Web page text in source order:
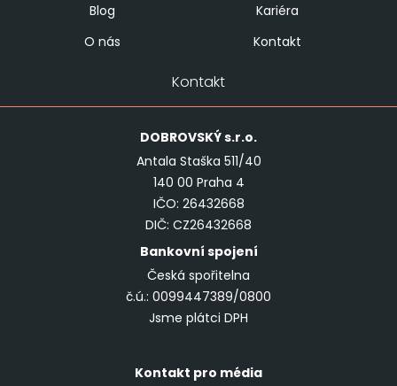
Blog
Kariéra
O nás
Kontakt
Kontakt
DOBROVSKÝs.r.o.
Antala Staška 511/40
140 00 Praha 4
IČO: 26432668
DIČ: CZ26432668
Bankovní spojení
Česká spořitelna
č.ú.: 0099447389/0800
Jsme plátci DPH
Kontakt pro média